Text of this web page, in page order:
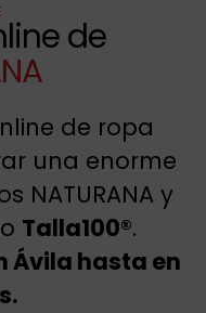
de
de ropa
una enorme
NATURANA y
Talla100®.
Ávila hasta en